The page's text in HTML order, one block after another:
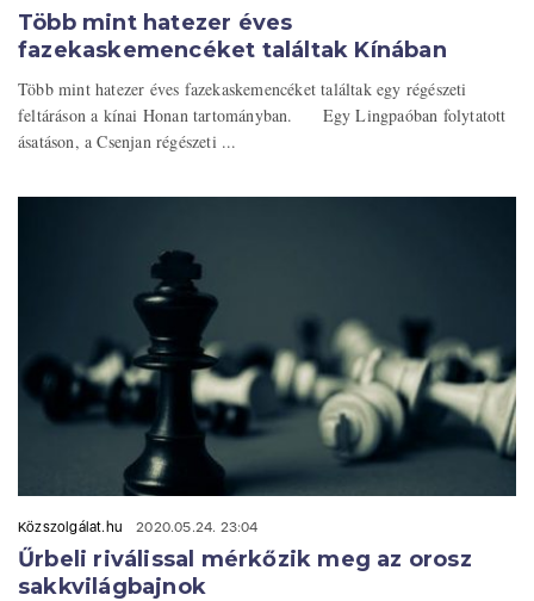
Több mint hatezer éves
fazekaskemencéket találtak Kínában
Több mint hatezer éves fazekaskemencéket találtak egy régészeti
feltáráson a kínai Honan tartományban. Egy Lingpaóban folytatott
ásatáson, a Csenjan régészeti ...
Közszolgálat.hu 2020.05.24. 23:04
Űrbeli riválissal mérkőzik meg az orosz
sakkvilágbajnok